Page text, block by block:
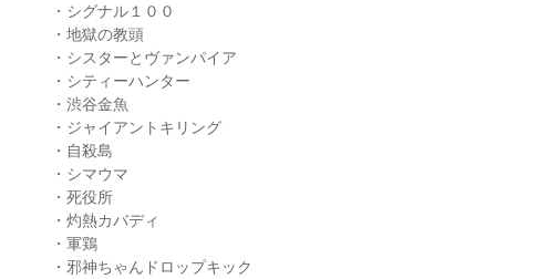
・シグナル１００
・地獄の教頭
・シスターとヴァンパイア
・シティーハンター
・渋谷金魚
・ジャイアントキリング
・自殺島
・シマウマ
・死役所
・灼熱カバディ
・軍鶏
・邪神ちゃんドロップキック